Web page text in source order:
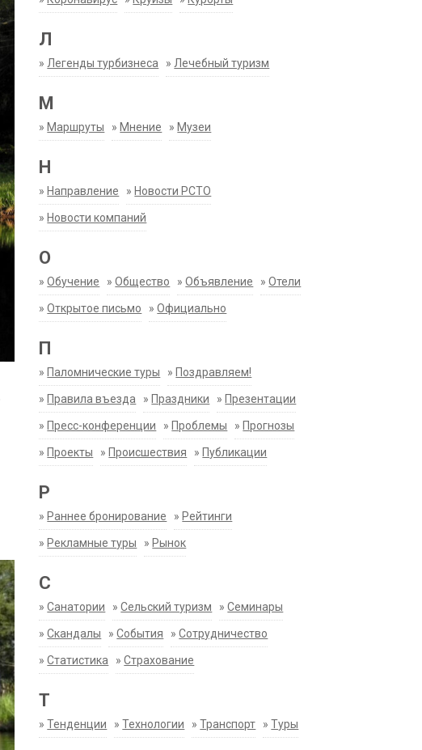
Л
» Легенды турбизнеса » Лечебный туризм
М
» Маршруты » Мнение » Музеи
Н
» Направление » Новости РСТО
» Новости компаний
О
»Обучение »Общество »Объявление »Отели
»Открытое письмо »Официально
П
» Паломнические туры » Поздравляем!
» Правила въезда » Праздники » Презентации
» Пресс-конференции » Проблемы » Прогнозы
» Проекты » Происшествия » Публикации
Р
» Раннее бронирование » Рейтинги
» Рекламные туры » Рынок
С
»Санатории »Сельский туризм »Семинары
»Скандалы »События »Сотрудничество
»Статистика »Страхование
Т
»Тенденции »Технологии »Транспорт »Туры